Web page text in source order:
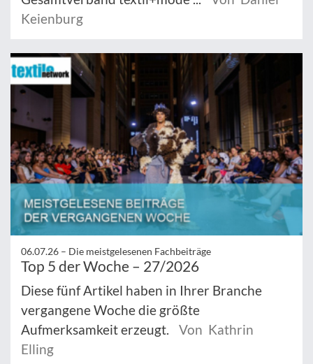
Keienburg
06.07.26 – Die meistgelesenen Fachbeiträge
Top 5 der Woche – 27/2026
Diese fünf Artikel haben in Ihrer Branche
vergangene Woche die größte
Aufmerksamkeit erzeugt.
Von Kathrin
Elling